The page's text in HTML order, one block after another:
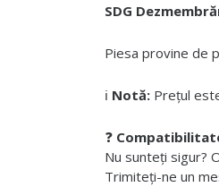
SDG
Piesa provine de
ℹ️ Notă: Prețul
❓
Nu sunteți sigur?
Trimiteți-ne un